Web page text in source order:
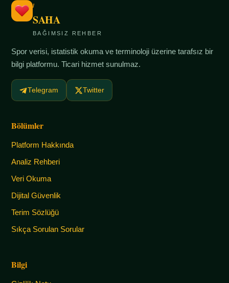
/
SAHA
BAĞIMSIZ REHBER
Spor verisi, istatistik okuma ve terminoloji üzerine tarafsız bir
bilgi platformu. Ticari hizmet sunulmaz.
Telegram Twitter
Bölümler
Platform Hakkında
Analiz Rehberi
Veri Okuma
Dijital Güvenlik
Terim Sözlüğü
Sıkça Sorulan Sorular
Bilgi